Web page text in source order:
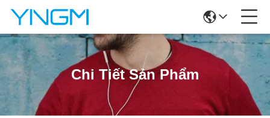
Chi Tiết Sản Phẩm